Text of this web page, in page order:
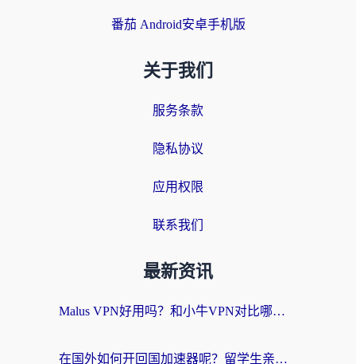
番茄 Android安卓手机版
关于我们
服务条款
隐私协议
应用权限
联系我们
最新资讯
Malus VPN好用吗？和小牛VPN对比哪个回国效果更好？海外党亲测实用指南
在国外如何开回国加速器呢？留学生亲测的无缝访问国内资源指南